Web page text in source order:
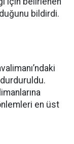
bildirdi.
en üst